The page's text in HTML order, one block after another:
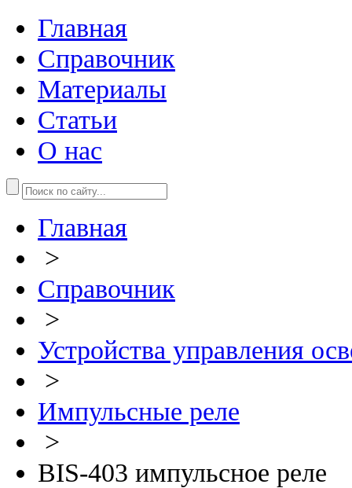
Главная
Справочник
Материалы
Статьи
О нас
Главная
>
Справочник
>
Устройства управления
>
Импульсные реле
>
BIS-403 импульсное реле